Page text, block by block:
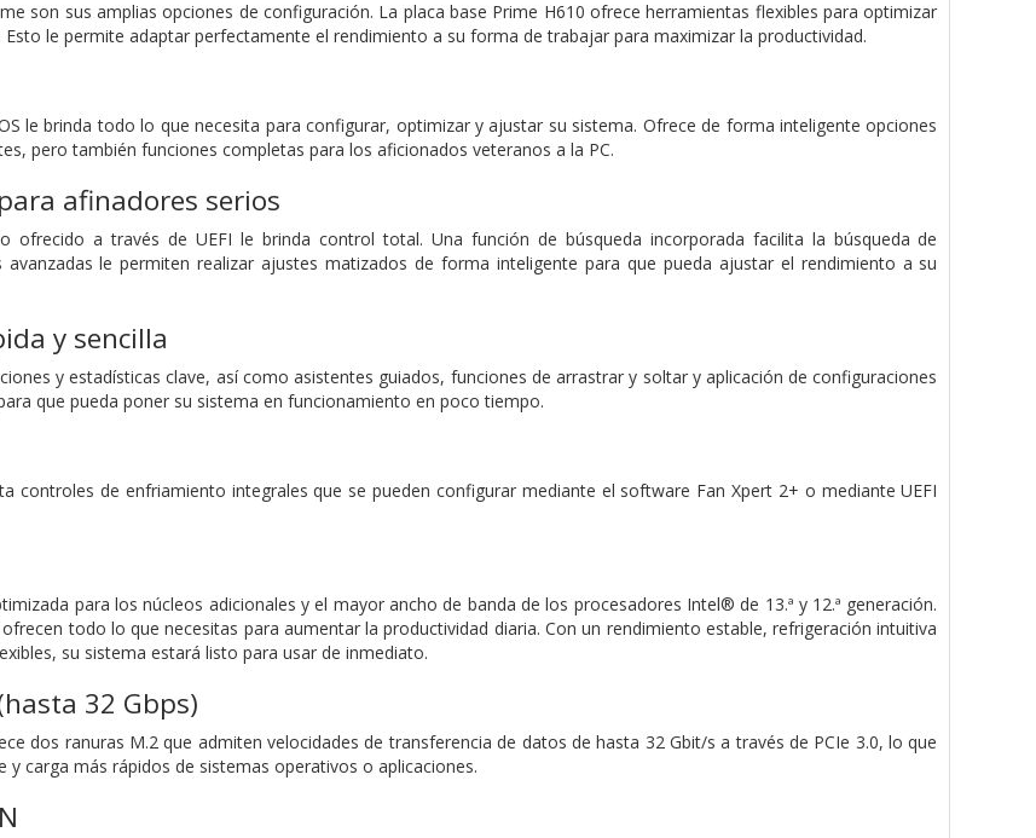
son sus amplias opciones de configuración. La placa base Prime H610 ofrece herramientas flexibles para optimizar
le permite adaptar perfectamente el rendimiento a su forma de trabajar para maximizar la productividad.
le brinda todo lo que necesita para configurar, optimizar y ajustar su sistema. Ofrece de forma inteligente opciones
pero también funciones completas para los aficionados veteranos a la PC.
afinadores serios
ofrecido a través de UEFI le brinda control total. Una función de búsqueda incorporada facilita la búsqueda de
avanzadas le permiten realizar ajustes matizados de forma inteligente para que pueda ajustar el rendimiento a su
y sencilla
y estadísticas clave, así como asistentes guiados, funciones de arrastrar y soltar y aplicación de configuraciones
que pueda poner su sistema en funcionamiento en poco tiempo.
controles de enfriamiento integrales que se pueden configurar mediante el software Fan Xpert 2+ o mediante UEFI
para los núcleos adicionales y el mayor ancho de banda de los procesadores Intel® de 13.ª y 12.ª generación.
ofrecen todo lo que necesitas para aumentar la productividad diaria. Con un rendimiento estable, refrigeración intuitiva
su sistema estará listo para usar de inmediato.
32 Gbps)
dos ranuras M.2 que admiten velocidades de transferencia de datos de hasta 32 Gbit/s a través de PCIe 3.0, lo que
y carga más rápidos de sistemas operativos o aplicaciones.